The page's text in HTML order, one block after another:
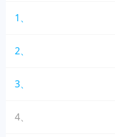
1、
2、
3、
4、